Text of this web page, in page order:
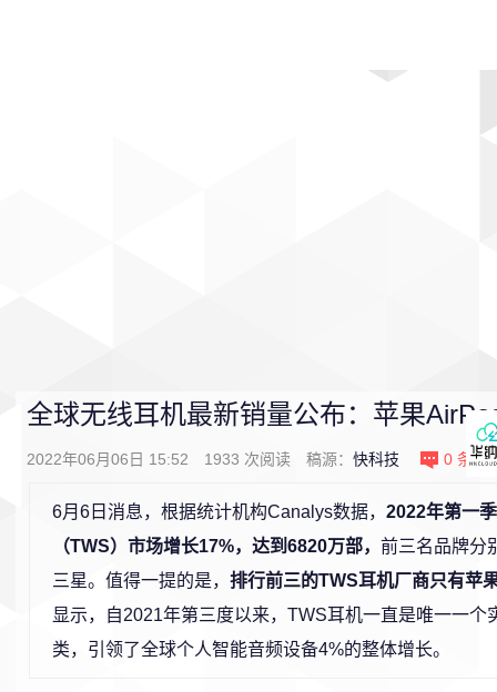
全球无线耳机最新销量公布：苹果
2022年06月06日 15:52 1933 次阅读 稿源： 快科技 0 条评
6月6日消息，根据统计机构Canalys数据， 2022年第一
（TWS）市场增长17%，达到6820万部， 前三名品牌分
三星。值得一提的是， 排行前三的TWS耳机厂商只有苹
显示，自2021年第三度以来，TWS耳机一直是唯一一个
类，引领了全球个人智能音频设备4%的整体增长。